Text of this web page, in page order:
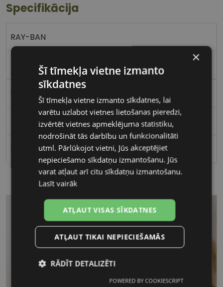
Specifikācija
RAY-BAN
violet/red
Plastmasa
Sievietēm
×
Šī tīmekļa vietne izmanto
sīkdatnes
Šī tīmekļa vietne izmanto sīkdatnes, lai
varētu uzlabot vietnes lietošanas pieredzi,
izvērtēt vietnes apmeklējuma statistiku,
nodrošināt tās darbību un funkcionalitāti
utml. Pārlūkojot vietni, Jūs akceptējiet
nepieciešamo sīkdatņu izmantošanu. Jūs
varat atļaut arī citu sīkdatņu izmantošanu.
Lasīt vairāk
ATĻAUT VISAS SĪKDATNES
ATĻAUT TIKAI NEPIECIEŠAMĀS
RĀDĪT DETALIZĒTI
POWERED BY COOKIESCRIPT